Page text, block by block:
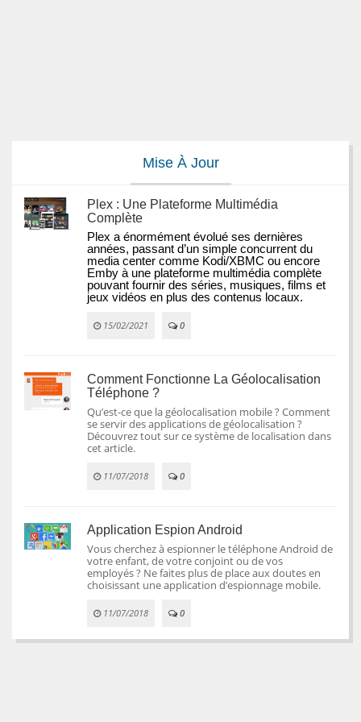
Mise À Jour
Plex : Une Plateforme Multimédia
Complète
Plex a énormément évolué ses dernières
années, passant d’un simple concurrent du
media center comme Kodi/XBMC ou encore
Emby à une plateforme multimédia complète
pouvant fournir des séries, musiques, films et
jeux vidéos en plus des contenus locaux.
15/02/2021 0
Comment Fonctionne La Géolocalisation
Téléphone ?
Qu’est-ce que la géolocalisation mobile ? Comment
se servir des applications de géolocalisation ?
Découvrez tout sur ce système de localisation dans
cet article.
11/07/2018 0
Application Espion Android
Vous cherchez à espionner le téléphone Android de
votre enfant, de votre conjoint ou de vos
employés ? Ne faites plus de place aux doutes en
choisissant une application d’espionnage mobile.
11/07/2018 0